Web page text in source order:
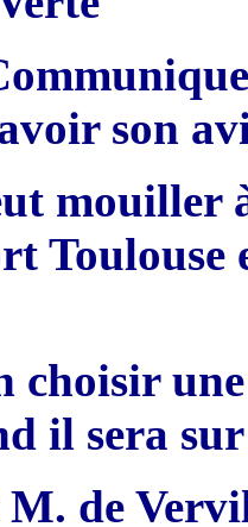
son
mouiller
choisir
il sera
de